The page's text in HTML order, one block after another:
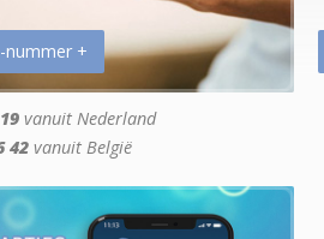
nummer +
vanuit Nederland
42 vanuit België